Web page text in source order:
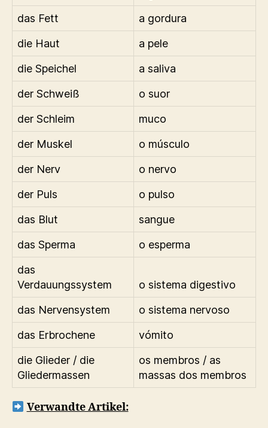
das Fett
a gordura
die Haut
a pele
die Speichel
a saliva
der Schweiß
o suor
der Schleim
muco
der Muskel
o músculo
der Nerv
o nervo
der Puls
o pulso
das Blut
sangue
das Sperma
o esperma
das
Verdauungssystem
o sistema digestivo
das Nervensystem
o sistema nervoso
das Erbrochene
vómito
die Glieder / die
Gliedermassen
os membros / as
massas dos membros
Verwandte Artikel: